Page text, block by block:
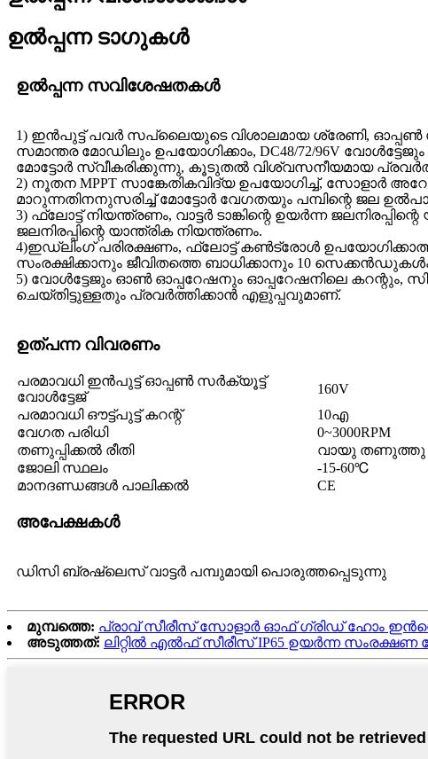
ഉൽപ്പന്ന ടാഗുകൾ
ഉൽപ്പന്ന സവിശേഷതകൾ
1) ഇൻപുട്ട് പവർ സപ്ലൈയുടെ വിശാലമായ ശ്രേണി, ഓപ്പൺ
സമാന്തര മോഡിലും ഉപയോഗിക്കാം, DC48/72/96V
മോട്ടോർ സ്വീകരിക്കുന്നു, കൂടുതൽ വിശ്വസനീയമായ
2) നൂതന MPPT സാങ്കേതികവിദ്യ ഉപയോഗിച്ച്, സോളാർ
മാറുന്നതിനനുസരിച്ച് മോട്ടോർ വേഗതയും പമ്പിന്റെ ജല
3) ഫ്ലോട്ട് നിയന്ത്രണം, വാട്ടർ ടാങ്കിന്റെ ഉയർന്ന
ജലനിരപ്പിന്റെ യാന്ത്രിക നിയന്ത്രണം.
4)ഇഡ്‌ലിംഗ് പരിരക്ഷണം, ഫ്ലോട്ട് കൺട്രോൾ
സംരക്ഷിക്കാനും ജീവിതത്തെ ബാധിക്കാനും 10
5) വോൾട്ടേജും ഓൺ ഓപ്പറേഷനും ഓപ്പറേഷനിലെ കറന്റും,
ചെയ്തിട്ടുള്ളതും പ്രവർത്തിക്കാൻ എളുപ്പവുമാണ്.
ഉത്പന്ന വിവരണം
പരമാവധി ഇൻപുട്ട് ഓപ്പൺ സർക്യൂട്ട്
വോൾട്ടേജ്
160V
പരമാവധി ഔട്ട്പുട്ട് കറന്റ്
10എ
വേഗത പരിധി
0~3000RPM
തണുപ്പിക്കൽ രീതി
വായു തണുത്തു
ജോലി സ്ഥലം
-15-60℃
മാനദണ്ഡങ്ങൾ പാലിക്കൽ
CE
അപേക്ഷകൾ
ഡിസി ബ്രഷ്‌ലെസ് വാട്ടർ പമ്പുമായി പൊരുത്തപ്പെടുന്നു
മുമ്പത്തെ: പ്രാവ് സീരീസ് സോളാർ ഓഫ് ഗ്രിഡ് ഹോം
അടുത്തത്: ലിറ്റിൽ എൽഫ് സീരീസ് IP65 ഉയർന്ന